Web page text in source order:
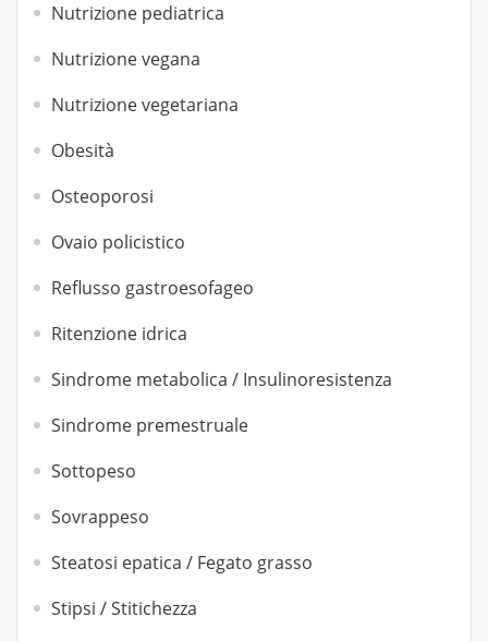
Nutrizione pediatrica
Nutrizione vegana
Nutrizione vegetariana
Obesità
Osteoporosi
Ovaio policistico
Reflusso gastroesofageo
Ritenzione idrica
Sindrome metabolica / Insulinoresistenza
Sindrome premestruale
Sottopeso
Sovrappeso
Steatosi epatica / Fegato grasso
Stipsi / Stitichezza